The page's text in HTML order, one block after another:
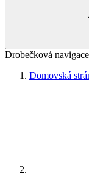
Drobečková navigace
Domovská